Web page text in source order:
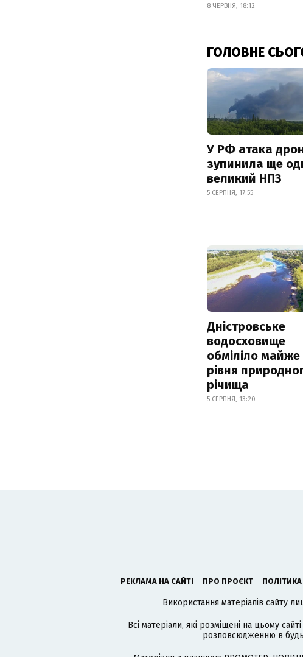
8 ЧЕРВНЯ, 18:12
ГОЛОВНЕ
У РФ атака
зупинила ще
великий НПЗ
5 СЕРПНЯ, 17:55
Дністровське
водосховище
обміліло
рівня
річища
5 СЕРПНЯ, 13:20
РЕКЛАМА НА САЙТІ ПРО ПРОЄКТ
Використання матеріалів сайту
Всі матеріали, які розміщені на цьому
розповсюдженню в